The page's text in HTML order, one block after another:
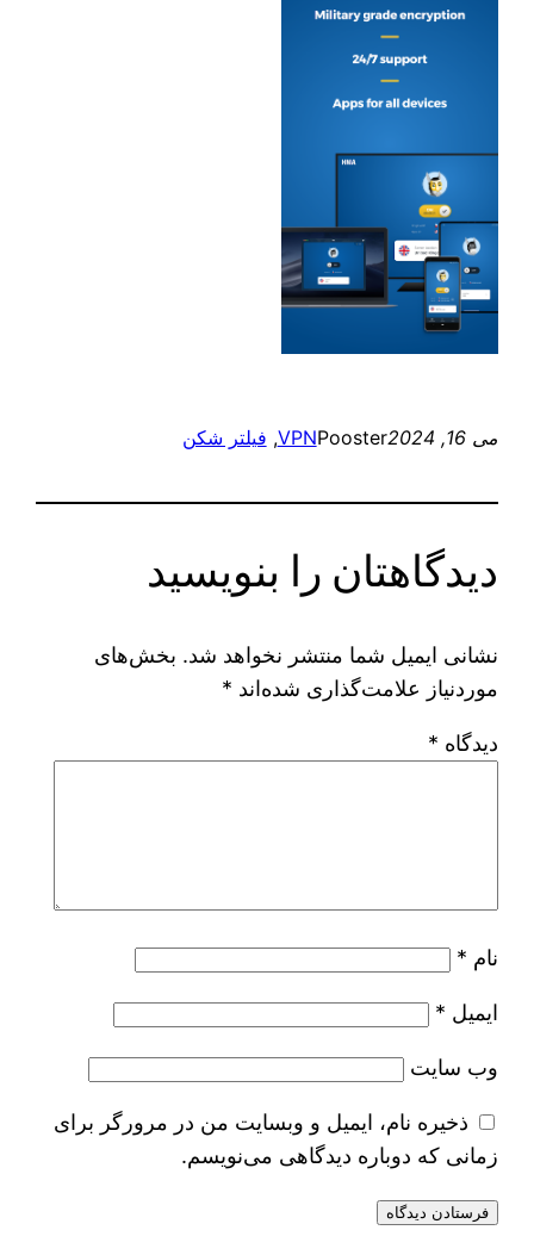
می 16, 2024 Pooster
VPN
, فیلتر شکن
دیدگاهتان را بنویسید
نشانی ایمیل شما منتشر نخواهد شد. بخش‌های
موردنیاز علامت‌گذاری شده‌اند *
دیدگاه *
نام *
ایمیل *
وب‌ سایت
ذخیره نام، ایمیل و وبسایت من در مرورگر برای
زمانی که دوباره دیدگاهی می‌نویسم.